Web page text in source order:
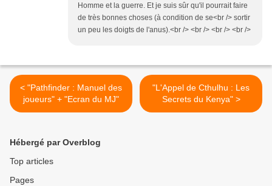
Homme et la guerre. Et je suis sûr qu'il pourrait faire
de très bonnes choses (à condition de se<br /> sortir
un peu les doigts de l'anus).<br /> <br /> <br /> <br />
< "Pathfinder : Manuel des
joueurs" + "Ecran du MJ"
"L'Appel de Cthulhu : Les
Secrets du Kenya" >
Hébergé par Overblog
Top articles
Pages